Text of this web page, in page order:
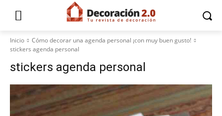
Inicio
Cómo decorar una agenda personal ¡con muy buen gusto!
stickers agenda personal
stickers agenda personal